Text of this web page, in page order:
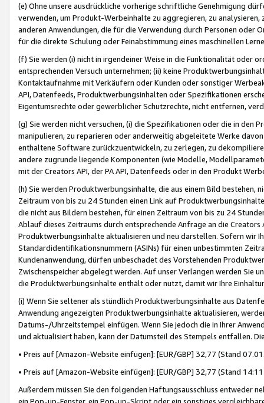
(e) Ohne unsere ausdrückliche vorherige schriftliche Genehmigung
verwenden, um Produkt-Werbeinhalte zu aggregieren, zu
anderen Anwendungen, die für die Verwendung durch Personen
für die direkte Schulung oder Feinabstimmung eines maschinellen
(f) Sie werden (i) nicht in irgendeiner Weise in die Funktionalität oder
entsprechenden Versuch unternehmen; (ii) keine
Kontaktaufnahme mit Verkäufern oder Kunden oder sonstiger
API, Datenfeeds, Produktwerbungsinhalten oder Spezifikationen
Eigentumsrechte oder gewerblicher Schutzrechte, nicht entfernen,
(g) Sie werden nicht versuchen, (i) die Spezifikationen oder die in
manipulieren, zu reparieren oder anderweitig abgeleitete Werke
enthaltene Software zurückzuentwickeln, zu zerlegen, zu
andere zugrunde liegende Komponenten (wie Modelle,
mit der Creators API, der PA API, Datenfeeds oder in den Produkt
(h) Sie werden Produktwerbungsinhalte, die aus einem Bild bestehen,
Zeitraum von bis zu 24 Stunden einen Link auf
die nicht aus Bildern bestehen, für einen Zeitraum von bis zu 24
Ablauf dieses Zeitraums durch entsprechende Anfrage an die
Produktwerbungsinhalte aktualisieren und neu darstellen. Sofern wir
Standardidentifikationsnummern (ASINs) für einen unbestimmten
Kundenanwendung, dürfen unbeschadet des Vorstehenden
Zwischenspeicher abgelegt werden. Auf unser Verlangen werden Sie
die Produktwerbungsinhalte enthält oder nutzt, damit wir Ihre
(i) Wenn Sie seltener als stündlich Produktwerbungsinhalte aus
Anwendung angezeigten Produktwerbungsinhalte aktualisieren,
Datums-/Uhrzeitstempel einfügen. Wenn Sie jedoch die in Ihrer
und aktualisiert haben, kann der Datumsteil des Stempels entfallen.
• Preis auf [Amazon-Website einfügen]: [EUR/GBP] 32,77 (Stand
• Preis auf [Amazon-Website einfügen]: [EUR/GBP] 32,77 (Stand
Außerdem müssen Sie den folgenden Haftungsausschluss entweder
ein Pop-up-Fenster, ein Pop-up-Skript oder ein sonstiges